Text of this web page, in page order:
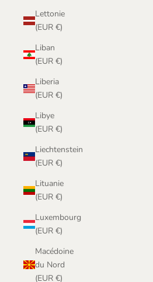
Lettonie
(EUR €)
Liban
(EUR €)
Liberia
(EUR €)
Libye
(EUR €)
Liechtenstein
(EUR €)
Lituanie
(EUR €)
Luxembourg
(EUR €)
Macédoine
du Nord
(EUR €)